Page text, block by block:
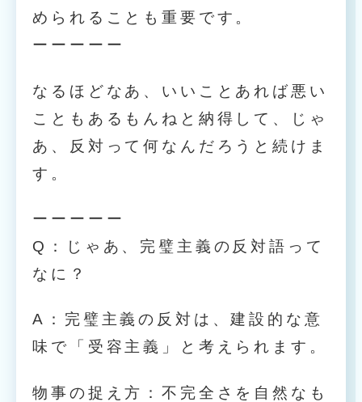
められることも重要です。
ーーーーー
なるほどなあ、いいことあれば悪い
こともあるもんねと納得して、じゃ
あ、反対って何なんだろうと続けま
す。
ーーーーー
Q：じゃあ、完璧主義の反対語って
なに？
A：完璧主義の反対は、建設的な意
味で「受容主義」と考えられます。
物事の捉え方：不完全さを自然なも